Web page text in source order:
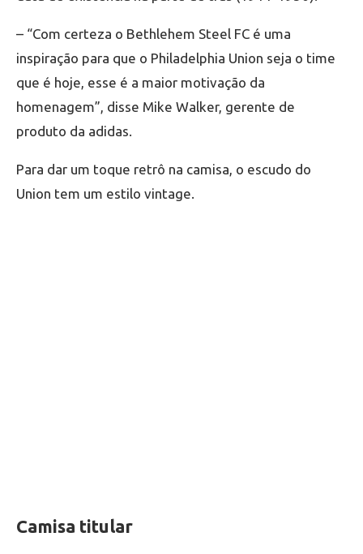
– “Com certeza o Bethlehem Steel FC é uma
inspiração para que o Philadelphia Union seja o time
que é hoje, esse é a maior motivação da
homenagem”, disse Mike Walker, gerente de
produto da adidas.
Para dar um toque retrô na camisa, o escudo do
Union tem um estilo vintage.
Camisa titular